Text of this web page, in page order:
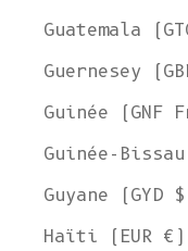
Guatemala
Guernesey
Guinée (GNF
Guinée-
Guyane (GYD
Haïti (EUR €)